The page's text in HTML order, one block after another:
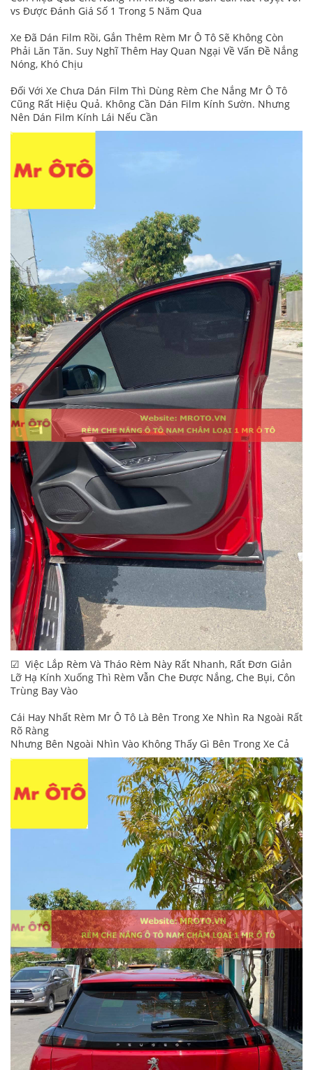
vs Được Đánh Giá Số 1 Trong 5 Năm Qua
Xe Đã Dán Film Rồi, Gắn Thêm Rèm Mr Ô Tô Sẽ Không Còn
Phải Lăn Tăn. Suy Nghĩ Thêm Hay Quan Ngại Về Vấn Đề Nắng
Nóng, Khó Chịu
Đối Với Xe Chưa Dán Film Thì Dùng Rèm Che Nắng Mr Ô Tô
Cũng Rất Hiệu Quả. Không Cần Dán Film Kính Sườn. Nhưng
Nên Dán Film Kính Lái Nếu Cần
☑ Việc Lắp Rèm Và Tháo Rèm Này Rất Nhanh, Rất Đơn Giản
Lỡ Hạ Kính Xuống Thì Rèm Vẫn Che Được Nắng, Che Bụi, Côn
Trùng Bay Vào
Cái Hay Nhất Rèm Mr Ô Tô Là Bên Trong Xe Nhìn Ra Ngoài Rất
Rõ Ràng
Nhưng Bên Ngoài Nhìn Vào Không Thấy Gì Bên Trong Xe Cả